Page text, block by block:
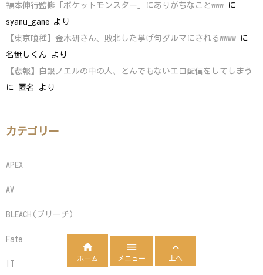
福本伸行監修「ポケットモンスター」にありがちなことwww に
syamu_game より
【東京喰種】金木研さん、敗北した挙げ句ダルマにされるwwww に
名無しくん より
【悲報】白銀ノエルの中の人、とんでもないエロ配信をしてしまう
に
匿名 より
カテゴリー
APEX
AV
BLEACH(ブリーチ)
Fate

ホーム

メニュー

上へ